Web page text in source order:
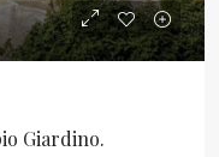
Giardino.